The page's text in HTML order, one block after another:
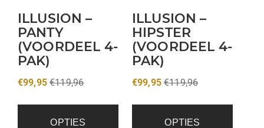
ILLUSION –
PANTY
(VOORDEEL 4-
PAK)
€99,95 €119,96
OPTIES
ILLUSION –
HIPSTER
(VOORDEEL 4-
PAK)
€99,95 €119,96
OPTIES